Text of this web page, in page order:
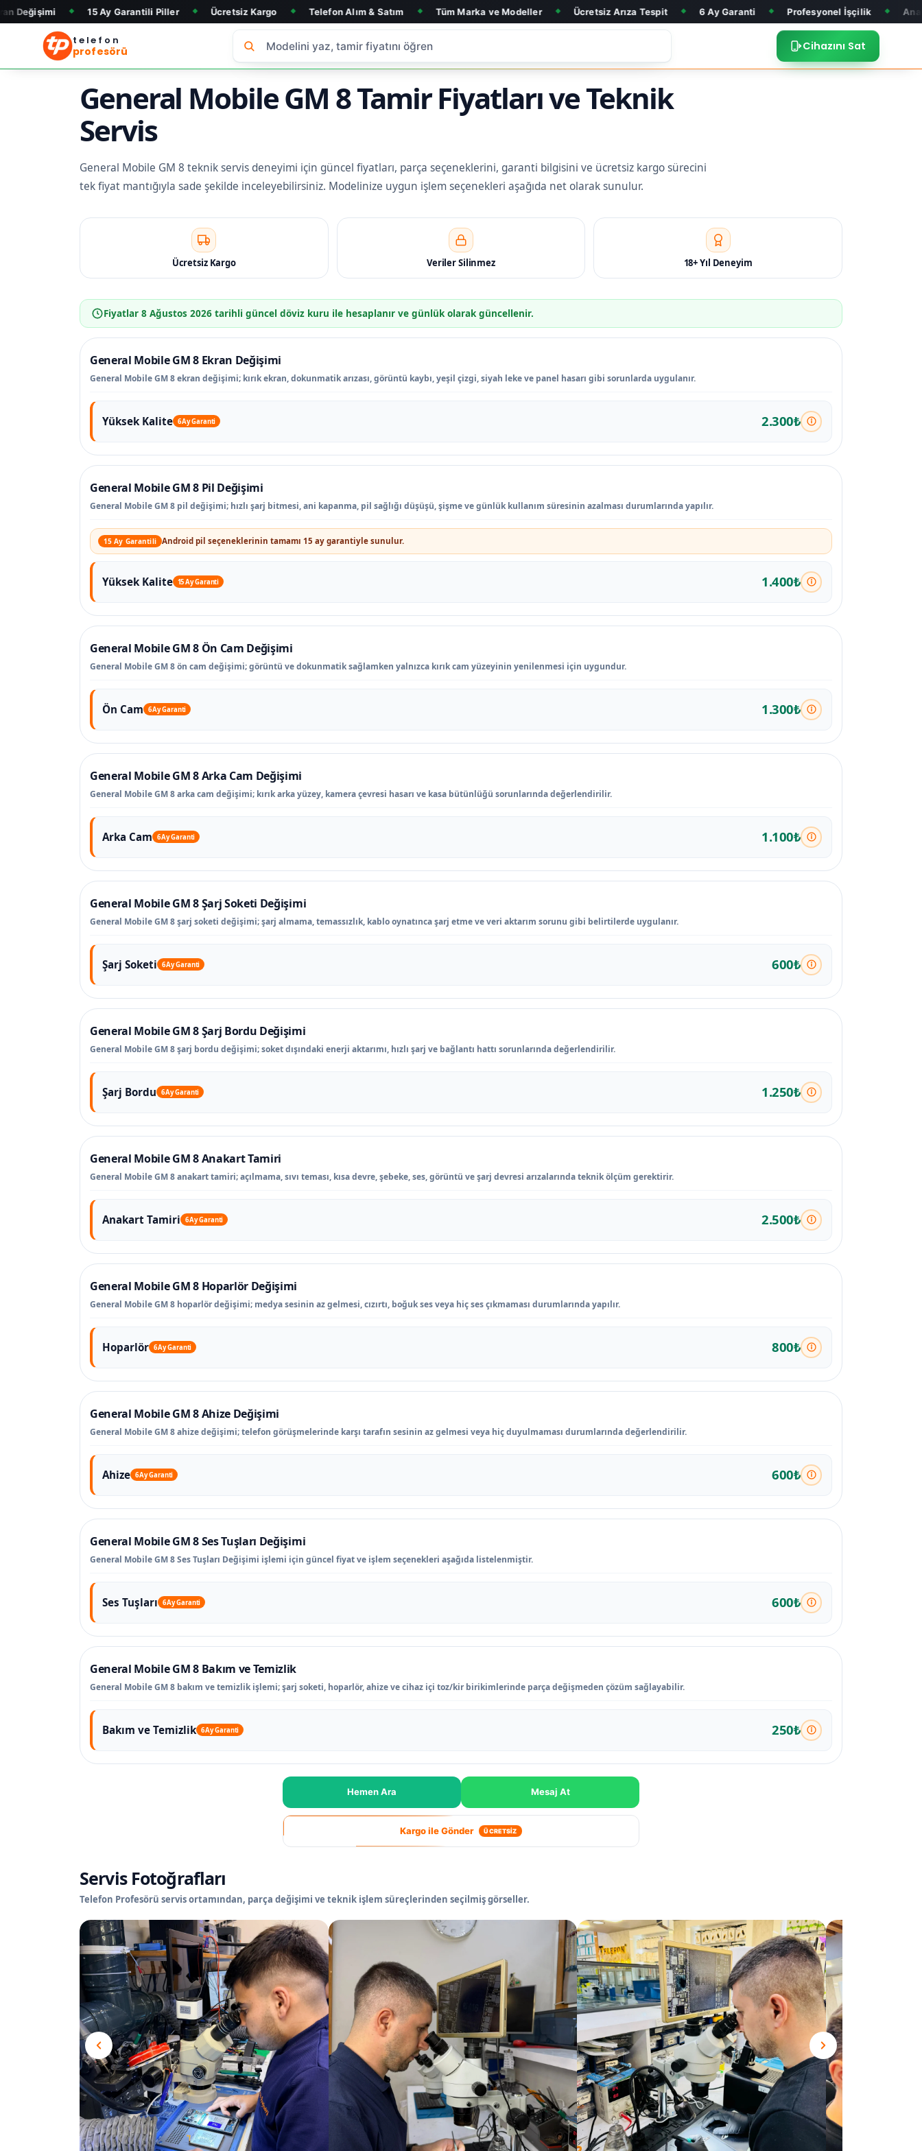
◆ 15 Ay Garantili Piller ◆ Ücretsiz Kargo ◆ Telefon Alım & Satım ◆ Tüm Marka ve Modeller ◆ Ücretsiz Arıza Tespit ◆ 6 Ay Garanti ◆ Profesyonel İşçilik ◆ Anakart Tamiri
telefon
profesörü Cihazını Sat
General Mobile GM 8 Tamir Fiyatları ve Teknik
Servis
General Mobile GM 8 teknik servis deneyimi için güncel fiyatları, parça seçeneklerini, garanti bilgisini ve ücretsiz kargo sürecini
tek fiyat mantığıyla sade şekilde inceleyebilirsiniz. Modelinize uygun işlem seçenekleri aşağıda net olarak sunulur.
Ücretsiz Kargo Veriler Silinmez 18+ Yıl Deneyim
Fiyatlar 8 Ağustos 2026 tarihli güncel döviz kuru ile hesaplanır ve günlük olarak güncellenir.
General Mobile GM 8 Ekran Değişimi
General Mobile GM 8 ekran değişimi; kırık ekran, dokunmatik arızası, görüntü kaybı, yeşil çizgi, siyah leke ve panel hasarı gibi sorunlarda uygulanır.
Yüksek Kalite 6 Ay Garanti 2.300₺
General Mobile GM 8 Pil Değişimi
General Mobile GM 8 pil değişimi; hızlı şarj bitmesi, ani kapanma, pil sağlığı düşüşü, şişme ve günlük kullanım süresinin azalması durumlarında yapılır.
15 Ay Garantili Android pil seçeneklerinin tamamı 15 ay garantiyle sunulur.
Yüksek Kalite 15 Ay Garanti 1.400₺
General Mobile GM 8 Ön Cam Değişimi
General Mobile GM 8 ön cam değişimi; görüntü ve dokunmatik sağlamken yalnızca kırık cam yüzeyinin yenilenmesi için uygundur.
Ön Cam 6 Ay Garanti 1.300₺
General Mobile GM 8 Arka Cam Değişimi
General Mobile GM 8 arka cam değişimi; kırık arka yüzey, kamera çevresi hasarı ve kasa bütünlüğü sorunlarında değerlendirilir.
Arka Cam 6 Ay Garanti 1.100₺
General Mobile GM 8 Şarj Soketi Değişimi
General Mobile GM 8 şarj soketi değişimi; şarj almama, temassızlık, kablo oynatınca şarj etme ve veri aktarım sorunu gibi belirtilerde uygulanır.
Şarj Soketi 6 Ay Garanti 600₺
General Mobile GM 8 Şarj Bordu Değişimi
General Mobile GM 8 şarj bordu değişimi; soket dışındaki enerji aktarımı, hızlı şarj ve bağlantı hattı sorunlarında değerlendirilir.
Şarj Bordu 6 Ay Garanti 1.250₺
General Mobile GM 8 Anakart Tamiri
General Mobile GM 8 anakart tamiri; açılmama, sıvı teması, kısa devre, şebeke, ses, görüntü ve şarj devresi arızalarında teknik ölçüm gerektirir.
Anakart Tamiri 6 Ay Garanti 2.500₺
General Mobile GM 8 Hoparlör Değişimi
General Mobile GM 8 hoparlör değişimi; medya sesinin az gelmesi, cızırtı, boğuk ses veya hiç ses çıkmaması durumlarında yapılır.
Hoparlör 6 Ay Garanti 800₺
General Mobile GM 8 Ahize Değişimi
General Mobile GM 8 ahize değişimi; telefon görüşmelerinde karşı tarafın sesinin az gelmesi veya hiç duyulmaması durumlarında değerlendirilir.
Ahize 6 Ay Garanti 600₺
General Mobile GM 8 Ses Tuşları Değişimi
General Mobile GM 8 Ses Tuşları Değişimi işlemi için güncel fiyat ve işlem seçenekleri aşağıda listelenmiştir.
Ses Tuşları 6 Ay Garanti 600₺
General Mobile GM 8 Bakım ve Temizlik
General Mobile GM 8 bakım ve temizlik işlemi; şarj soketi, hoparlör, ahize ve cihaz içi toz/kir birikimlerinde parça değişmeden çözüm sağlayabilir.
Bakım ve Temizlik 6 Ay Garanti 250₺
Hemen Ara Mesaj At
Kargo ile Gönder ÜCRETSİZ
Servis Fotoğrafları
Telefon Profesörü servis ortamından, parça değişimi ve teknik işlem süreçlerinden seçilmiş görseller.